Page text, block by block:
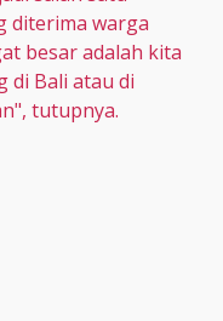
diterima warga
besar adalah kita
di Bali atau di
tutupnya.